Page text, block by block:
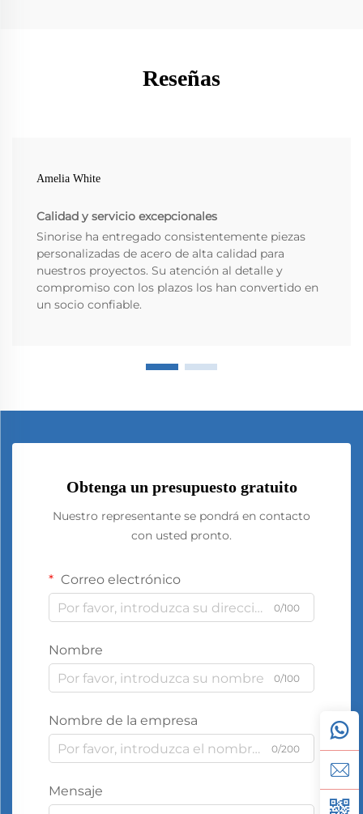
Reseñas
Amelia White
Calidad y servicio excepcionales
Sinorise ha entregado consistentemente piezas
personalizadas de acero de alta calidad para
nuestros proyectos. Su atención al detalle y
compromiso con los plazos los han convertido en
un socio confiable.
Obtenga un presupuesto gratuito
Nuestro representante se pondrá en contacto
con usted pronto.
Correo electrónico
0/100
Nombre
0/100
Nombre de la empresa
0/200
Mensaje